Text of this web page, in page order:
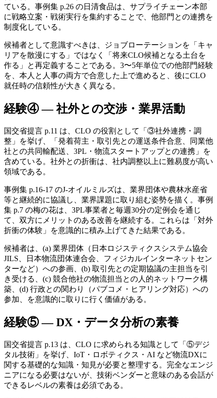
ている。事例集 p.26 の日清食品は、サプライチェーン本部
に戦略立案・戦術実行を集約することで、他部門との連携を
制度化している。
候補者として意識すべきは、ジョブローテーションを「キャ
リアを散漫にする」ではなく「将来CLO候補となる土台を
作る」と再定義することである。3〜5年単位での他部門経験
を、本人と人事の両方で合意した上で進めると、後にCLO
就任時の信頼性が大きく異なる。
経験④ — 社外との交渉・業界活動
国交省提言 p.11 は、CLO の役割として「③社外連携・調
整」を挙げ、「発着荷主・取引先との運送条件合意、同業他
社との共同輸配送、3PL・物流スタートアップとの連携」を
含めている。社外との折衝は、社内調整以上に難易度が高い
領域である。
事例集 p.16-17 のJ-オイルミルズは、業界団体や農林水産省
等と継続的に協議し、業界課題に取り組む姿勢を描く。事例
集 p.7 の梅の花は、3PL事業者と毎週30分の定例会を通じ
て、双方にメリットのある改善を継続する。これらは「対外
折衝の体験」を意識的に積み上げてきた結果である。
候補者は、(a) 業界団体（日本ロジスティクスシステム協会
JILS、日本物流団体連合会、フィジカルインターネットセン
ターなど）への参画、(b) 取引先との定期協議の主担当を引
き受ける、(c) 競合他社の物流担当との人的ネットワーク構
築、(d) 行政との関わり（パブコメ・ヒアリング対応）への
参加、を意識的に取りに行く価値がある。
経験⑤ — DX・データ分析の素養
国交省提言 p.13 は、CLO に求められる知識として「⑤デジ
タル技術」を挙げ、IoT・ロボティクス・AI など物流DXに
関する基礎的な知識・知見が必要と整理する。完全なエンジ
ニアになる必要はないが、技術ベンダーと意味のある会話が
できるレベルの素養は必須である。